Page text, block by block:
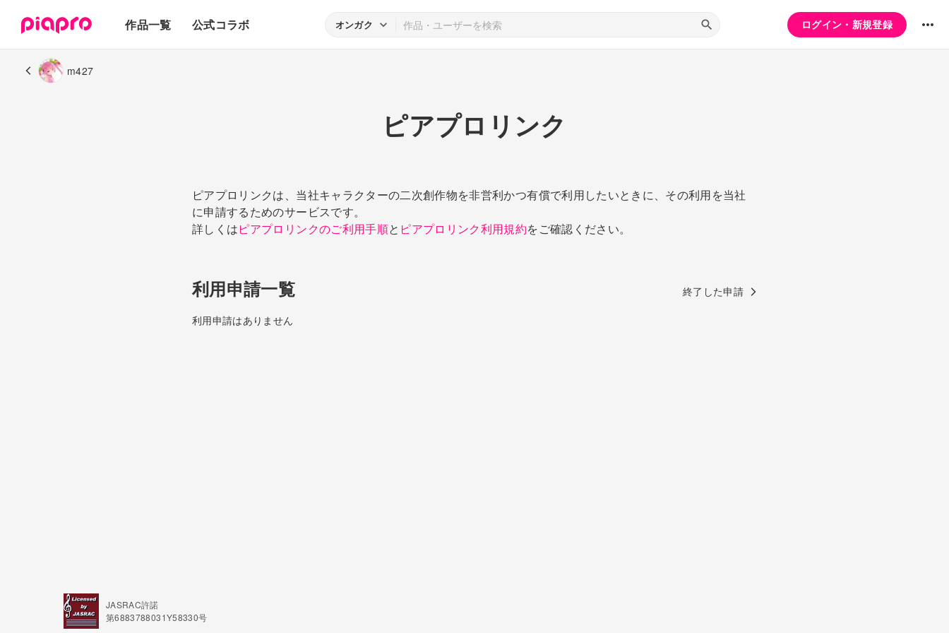
作品一覧
3Dモデル
公式コラボ オンガク ログイン・新規登録
m427
ピアプロリンク
ピアプロリンクは、当社キャラクターの二次創作物を非営利かつ有償で利用したいときに、その利用を当社
に申請するためのサービスです。
詳しくはピアプロリンクのご利用手順と ピアプロリンク利用規約をご確認ください。
利用申請一覧 終了した申請
利用申請はありません
JASRAC許諾
第6883788031Y58330号